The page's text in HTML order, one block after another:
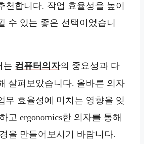
천합니다. 작업 효율성을 높이
수 있는 좋은 선택이었습니
는 컴퓨터의자의 중요성과 다
살펴보았습니다. 올바른 의자
무 효율성에 미치는 영향을 잊
고 ergonomics한 의자를 통해
을 만들어보시기 바랍니다.